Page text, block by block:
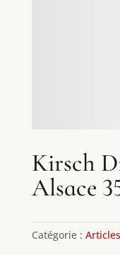
Kirsch
Alsace
Catégorie :